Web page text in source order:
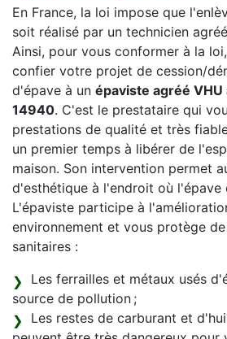
En France, la loi impose que
soit réalisé par un technicien
Ainsi, pour vous conformer à la
confier votre projet de cession/
d'épave à un épaviste agréé VHU
14940. C'est le prestataire qui
prestations de qualité et très
un premier temps à libérer de
maison. Son intervention permet
d'esthétique à l'endroit où l'épave
L'épaviste participe à
environnement et vous protège
sanitaires :
Les ferrailles et métaux usés
source de pollution ;
Les restes de carburant et